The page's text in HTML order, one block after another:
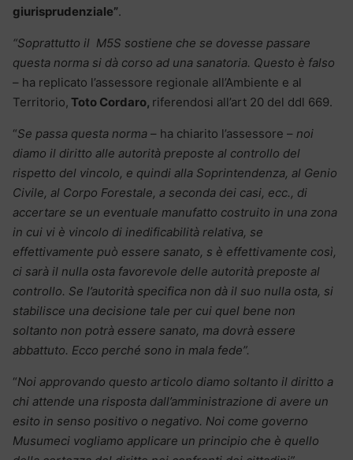
giurisprudenziale”.
“Soprattutto il M5S sostiene che se dovesse passare
questa norma si dà corso ad una sanatoria. Questo è falso
– ha replicato l’assessore regionale all’Ambiente e al
Territorio, Toto Cordaro, riferendosi all’art 20 del ddl 669.
“Se passa questa norma – ha chiarito l’assessore – noi
diamo il diritto alle autorità preposte al controllo del
rispetto del vincolo, e quindi alla Soprintendenza, al Genio
Civile, al Corpo Forestale, a seconda dei casi, ecc., di
accertare se un eventuale manufatto costruito in una zona
in cui vi è vincolo di inedificabilità relativa, se
effettivamente può essere sanato, s è effettivamente così,
ci sarà il nulla osta favorevole delle autorità preposte al
controllo. Se l’autorità specifica non dà il suo nulla osta, si
stabilisce una decisione tale per cui quel bene non
soltanto non potrà essere sanato, ma dovrà essere
abbattuto. Ecco perché sono in mala fede”.
“Noi approvando questo articolo diamo soltanto il diritto a
chi attende una risposta dall’amministrazione di avere un
esito in senso positivo o negativo. Noi come governo
Musumeci vogliamo applicare un principio che è quello